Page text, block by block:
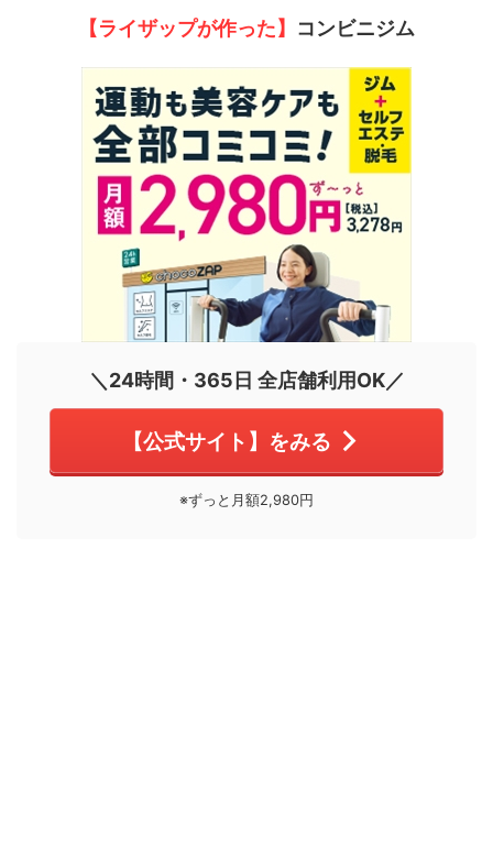
【ライザップが作った】 コンビニジム
＼24時間・365日 全店舗利用OK／
【公式サイト】をみる
※ずっと月額2,980円